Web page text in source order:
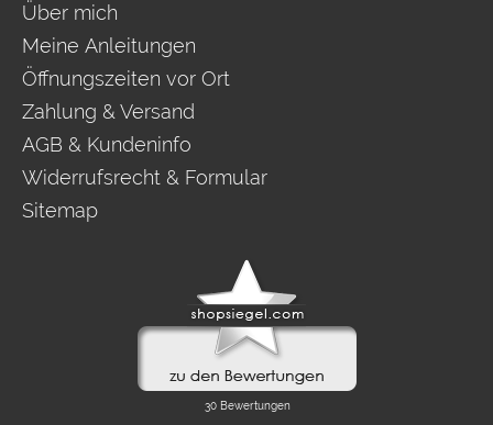
Über mich
Meine Anleitungen
Öffnungszeiten vor Ort
Zahlung & Versand
AGB & Kundeninfo
Widerrufsrecht & Formular
Sitemap